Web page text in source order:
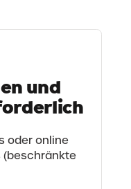
und
oder online
(beschränkte